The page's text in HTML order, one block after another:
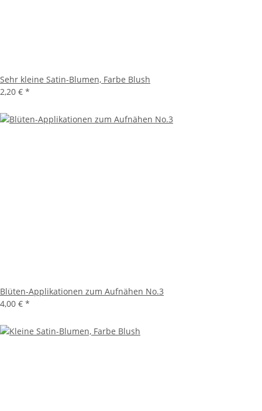
Sehr kleine Satin-Blumen, Farbe Blush
2,20 € *
Blüten-Applikationen zum Aufnähen No.3
4,00 € *